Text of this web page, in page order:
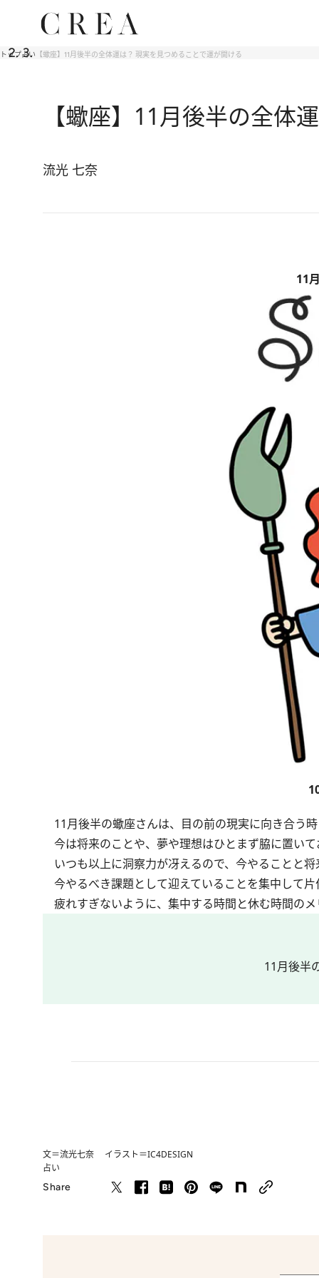
トップ占い 【蠍座】11月後半の全体運は？ 現実を見つめることで運が開ける
【蠍座】11月後半の全体
流光 七奈
11
11月後半の蠍座さんは、目の前の現実に向き合う
今は将来のことや、夢や理想はひとまず脇に置い
いつも以上に洞察力が冴えるので、今やることと
今やるべき課題として迎えていることを集中して
疲れすぎないように、集中する時間と休む時間の
11月後半
文＝流光七奈 イラスト＝IC4DESIGN
占い
Share